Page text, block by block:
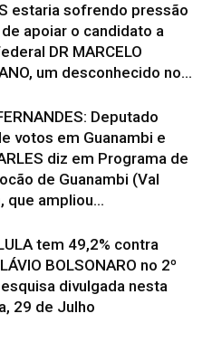
estaria sofrendo pressão
apoiar o candidato a
DR MARCELO
um desconhecido no...
Deputado
votos em Guanambi e
diz em Programa de
de Guanambi (Val
que ampliou...
tem 49,2% contra
BOLSONARO no 2º
divulgada nesta
29 de Julho